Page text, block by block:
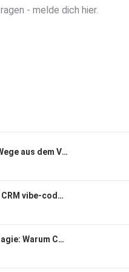
- melde dich hier.
Jira Data Center EoL - Wege aus dem Vendor Lock-In
Warum wir kein eigenes CRM vibe-coden (und was stattdessen wirklich hilft)
70 % Fleißarbeit, 30 % Magie: Warum CRM-Projekte an der langweiligen Hälfte scheitern